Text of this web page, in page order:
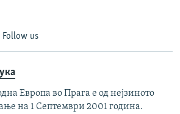
Follow us
Европа во Прага е од нејзиното
на 1 Септември 2001 година.